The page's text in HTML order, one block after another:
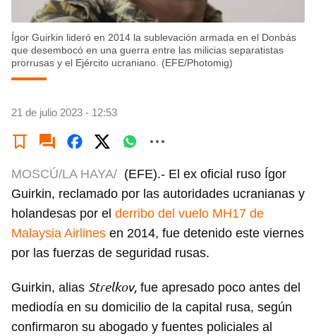
Ígor Guirkin lideró en 2014 la sublevación armada en el Donbás
que desembocó en una guerra entre las milicias separatistas
prorrusas y el Ejército ucraniano. (EFE/Photomig)
21 de julio 2023 - 12:53
MOSCÚ/LA HAYA/ (EFE).- El ex oficial ruso Ígor
Guirkin, reclamado por las autoridades ucranianas y
holandesas por el derribo del vuelo MH17 de
Malaysia Airlines en 2014, fue detenido este viernes
por las fuerzas de seguridad rusas.
Guirkin, alias Strelkov, fue apresado poco antes del
mediodía en su domicilio de la capital rusa, según
confirmaron su abogado y fuentes policiales al